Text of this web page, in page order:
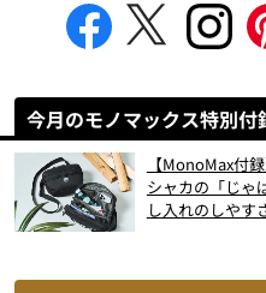
今月のモノマックス特別付
【MonoMax付
シャカの「じゃ
し入れのしやす